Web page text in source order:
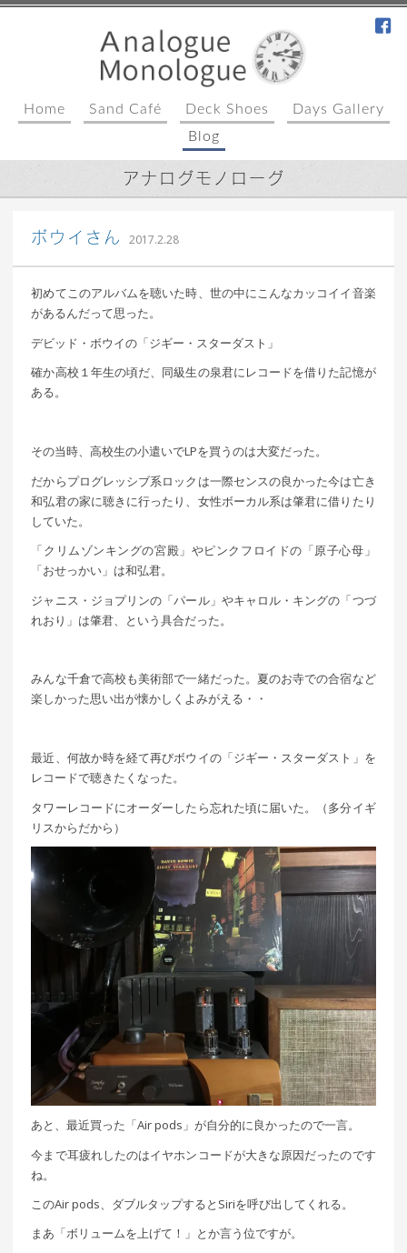
Home Sand Café Deck Shoes
Days Gallery
Blog
アナログモノローグ
ボウイさん 2017.2.28｜ 更新日：
込山 敏郎
初めてこのアルバムを聴いた時、世の中にこんなカッコイイ音楽
があるんだって思った。
デビッド・ボウイの「ジギー・スターダスト」
確か高校１年生の頃だ、同級生の泉君にレコードを借りた記憶が
ある。
その当時、高校生の小遣いでLPを買うのは大変だった。
だからプログレッシブ系ロックは一際センスの良かった今は亡き
和弘君の家に聴きに行ったり、女性ボーカル系は肇君に借りたり
していた。
「クリムゾンキングの宮殿」やピンクフロイドの「原子心母」
「おせっかい」は和弘君。
ジャニス・ジョプリンの「パール」やキャロル・キングの「つづ
れおり」は肇君、という具合だった。
みんな千倉で高校も美術部で一緒だった。夏のお寺での合宿など
楽しかった思い出が懐かしくよみがえる・・
最近、何故か時を経て再びボウイの「ジギー・スターダスト」を
レコードで聴きたくなった。
タワーレコードにオーダーしたら忘れた頃に届いた。（多分イギ
リスからだから）
あと、最近買った「Air pods」が自分的に良かったので一言。
今まで耳疲れしたのはイヤホンコードが大きな原因だったのです
ね。
このAir pods、ダブルタップするとSiriを呼び出してくれる。
まあ「ボリュームを上げて！」とか言う位ですが。